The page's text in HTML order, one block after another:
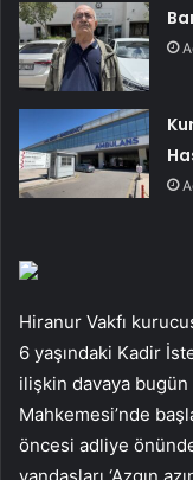
Hiranur Vakfı
6 yaşındaki Kadir
ilişkin davaya bugün
Mahkemesi’nde
öncesi adliye
yandaşları ‘Azgın